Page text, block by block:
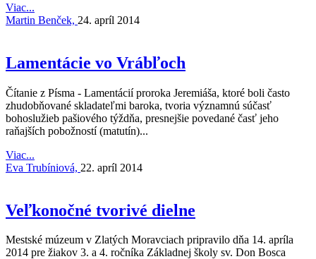
Viac...
Martin Benček, 24. apríl 2014
Lamentácie vo Vrábľoch
Čítanie z Písma - Lamentácií proroka Jeremiáša, ktoré boli často
zhudobňované skladateľmi baroka, tvoria významnú súčasť
bohoslužieb pašiového týždňa, presnejšie povedané časť jeho
raňajších pobožností (matutín)...
Viac...
Eva Trubíniová, 22. apríl 2014
Veľkonočné tvorivé dielne
Mestské múzeum v Zlatých Moravciach pripravilo dňa 14. apríla
2014 pre žiakov 3. a 4. ročníka Základnej školy sv. Don Bosca